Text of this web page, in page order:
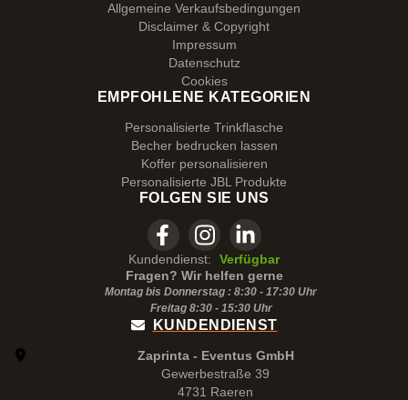
Allgemeine Verkaufsbedingungen
Disclaimer & Copyright
Impressum
Datenschutz
Cookies
EMPFOHLENE KATEGORIEN
Personalisierte Trinkflasche
Becher bedrucken lassen
Koffer personalisieren
Personalisierte JBL Produkte
FOLGEN SIE UNS
Kundendienst:
Verfügbar
Fragen? Wir helfen gerne
Montag bis Donnerstag : 8:30 - 17:30 Uhr
Freitag 8:30 - 15:30Uhr
KUNDENDIENST
Zaprinta - Eventus GmbH
Gewerbestraße 39
4731 Raeren